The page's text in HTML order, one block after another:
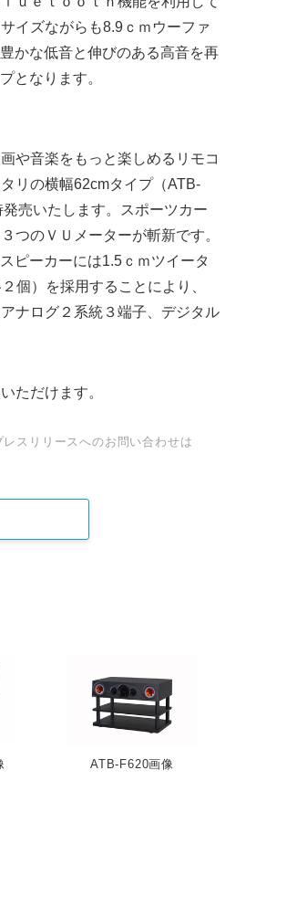
イズながらも8.9ｃｍウーファ
かな低音と伸びのある高音を再
となります。
や音楽をもっと楽しめるリモコ
リの横幅62cmタイプ（ATB-
売いたします。スポーツカー
つのＶＵメーターが斬新です。
ピーカーには1.5ｃｍツイータ
個）を採用することにより、
ナログ２系統３端子、デジタル
ただけます。
スリリースへのお問い合わせは
ATB-F620画像